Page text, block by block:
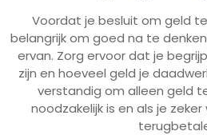
Voordat je besluit om geld te
belangrijk om goed na te
ervan. Zorg ervoor dat je
zijn en hoeveel geld je
verstandig om alleen geld
noodzakelijk is en als je